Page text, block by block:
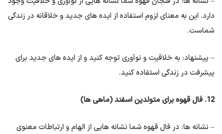
دارد. این به معنای لزوم استفاده از ایده های جدید و خلاقانه در زندگی
شماست.
– پیشنهاد: به خلاقیت و نوآوری توجه کنید و از ایده های جدید برای
پیشرفت در زندگی استفاده کنید.
12. فال قهوه برای متولدین اسفند (ماهی ها)
– نشانه ها: در فال قهوه شما نشانه هایی از الهام و ارتباطات معنوی